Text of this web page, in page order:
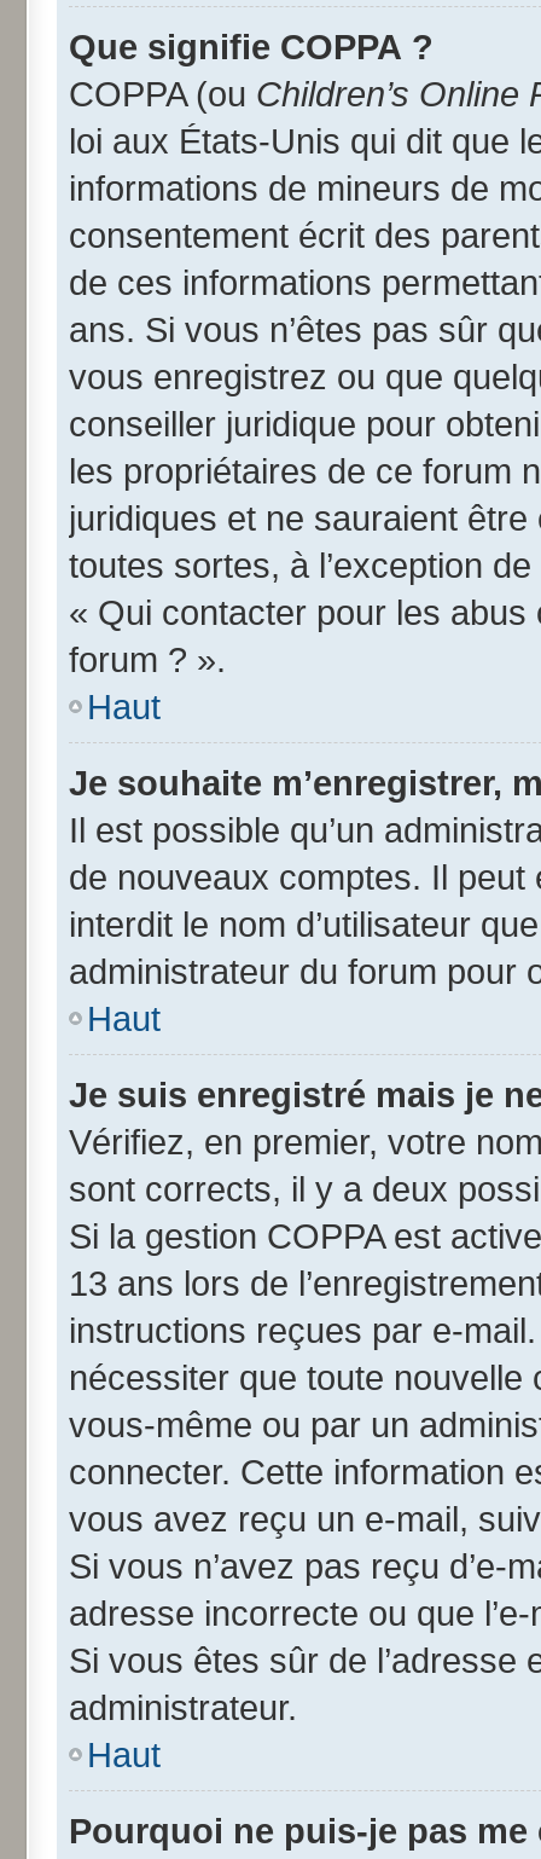
Que signifie COPPA ?
COPPA (ou Children’s
loi aux États-Unis qui dit que
informations de mineurs de
consentement écrit des
de ces informations
ans. Si vous n’êtes pas sûr
vous enregistrez ou que
conseiller juridique pour
les propriétaires de ce forum
juridiques et ne sauraient
toutes sortes, à l’exception
« Qui contacter pour les
forum ? ».
Haut
Je souhaite m’enregistrer,
Il est possible qu’un
de nouveaux comptes. Il
interdit le nom d’utilisateur
administrateur du forum pour
Haut
Je suis enregistré mais je
Vérifiez, en premier, votre
sont corrects, il y a deux
Si la gestion COPPA est
13 ans lors de
instructions reçues par e-
nécessiter que toute
vous-même ou par un
connecter. Cette information
vous avez reçu un e-mail,
Si vous n’avez pas reçu d’e-
adresse incorrecte ou que
Si vous êtes sûr de l’adresse
administrateur.
Haut
Pourquoi ne puis-je pas